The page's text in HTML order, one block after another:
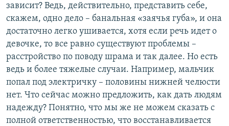
зависит? Ведь, действительно, представить себе,
скажем, одно дело – банальная «заячья губа», и она
достаточно легко ушивается, хотя если речь идет о
девочке, то все равно существуют проблемы –
расстройство по поводу шрама и так далее. Но есть
ведь и более тяжелые случаи. Например, мальчик
попал под электричку – половины нижней челюсти
нет. Что сейчас можно предложить, как дать людям
надежду? Понятно, что мы же не можем сказать с
полной ответственностью, что восстанавливается